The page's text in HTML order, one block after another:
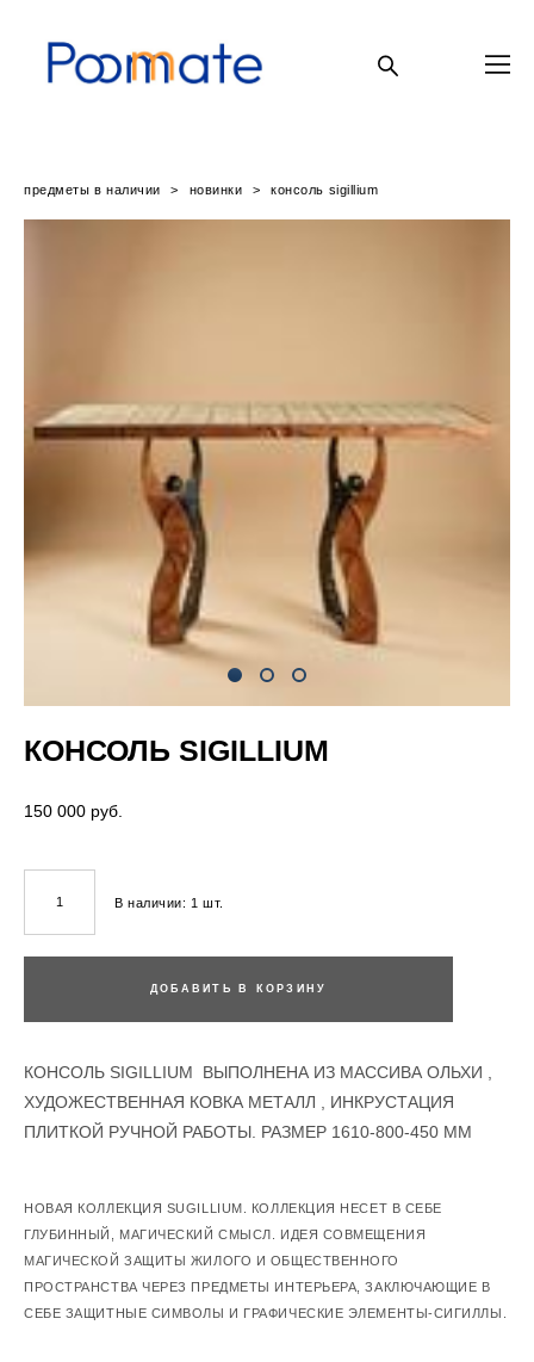
предметы в наличии > новинки > консоль sigillium
КОНСОЛЬ SIGILLIUM
150 000 pуб.
В наличии: 1 шт.
ДОБАВИТЬ В КОРЗИНУ
КОНСОЛЬ SIGILLIUM ВЫПОЛНЕНА ИЗ МАССИВА ОЛЬХИ ,
ХУДОЖЕСТВЕННАЯ КОВКА МЕТАЛЛ , ИНКРУСТАЦИЯ
ПЛИТКОЙ РУЧНОЙ РАБОТЫ. РАЗМЕР 1610-800-450 ММ
НОВАЯ КОЛЛЕКЦИЯ SUGILLIUM. КОЛЛЕКЦИЯ НЕСЕТ В СЕБЕ
ГЛУБИННЫЙ, МАГИЧЕСКИЙ СМЫСЛ. ИДЕЯ СОВМЕЩЕНИЯ
МАГИЧЕСКОЙ ЗАЩИТЫ ЖИЛОГО И ОБЩЕСТВЕННОГО
ПРОСТРАНСТВА ЧЕРЕЗ ПРЕДМЕТЫ ИНТЕРЬЕРА, ЗАКЛЮЧАЮЩИЕ В
СЕБЕ ЗАЩИТНЫЕ СИМВОЛЫ И ГРАФИЧЕСКИЕ ЭЛЕМЕНТЫ-СИГИЛЛЫ.